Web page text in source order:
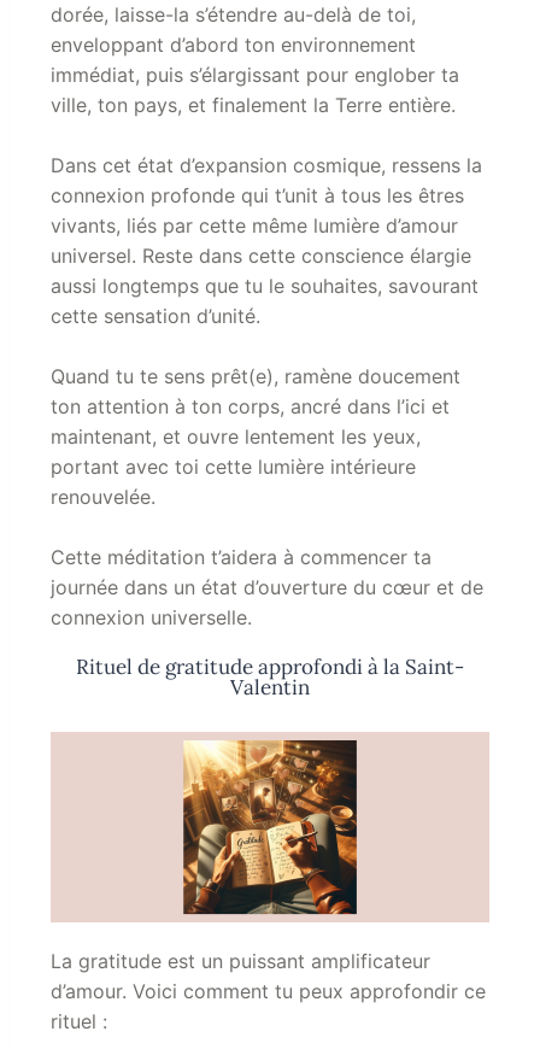
dorée, laisse-la s’étendre au-delà de toi,
enveloppant d’abord ton environnement
immédiat, puis s’élargissant pour englober ta
ville, ton pays, et finalement la Terre entière.
Dans cet état d’expansion cosmique, ressens la
connexion profonde qui t’unit à tous les êtres
vivants, liés par cette même lumière d’amour
universel. Reste dans cette conscience élargie
aussi longtemps que tu le souhaites, savourant
cette sensation d’unité.
Quand tu te sens prêt(e), ramène doucement
ton attention à ton corps, ancré dans l’ici et
maintenant, et ouvre lentement les yeux,
portant avec toi cette lumière intérieure
renouvelée.
Cette méditation t’aidera à commencer ta
journée dans un état d’ouverture du cœur et de
connexion universelle.
Rituel de gratitude approfondi à la Saint-
Valentin
La gratitude est un puissant amplificateur
d’amour. Voici comment tu peux approfondir ce
rituel :